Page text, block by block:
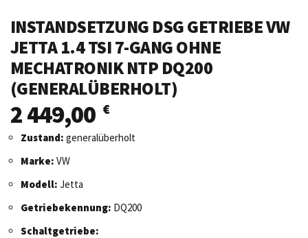
INSTANDSETZUNG DSG GETRIEBE VW
JETTA 1.4 TSI 7-GANG OHNE
MECHATRONIK NTP DQ200
(GENERALÜBERHOLT)
2 449,00 €
Zustand: generalüberholt
Marke: VW
Modell: Jetta
Getriebekennung: DQ200
Schaltgetriebe: